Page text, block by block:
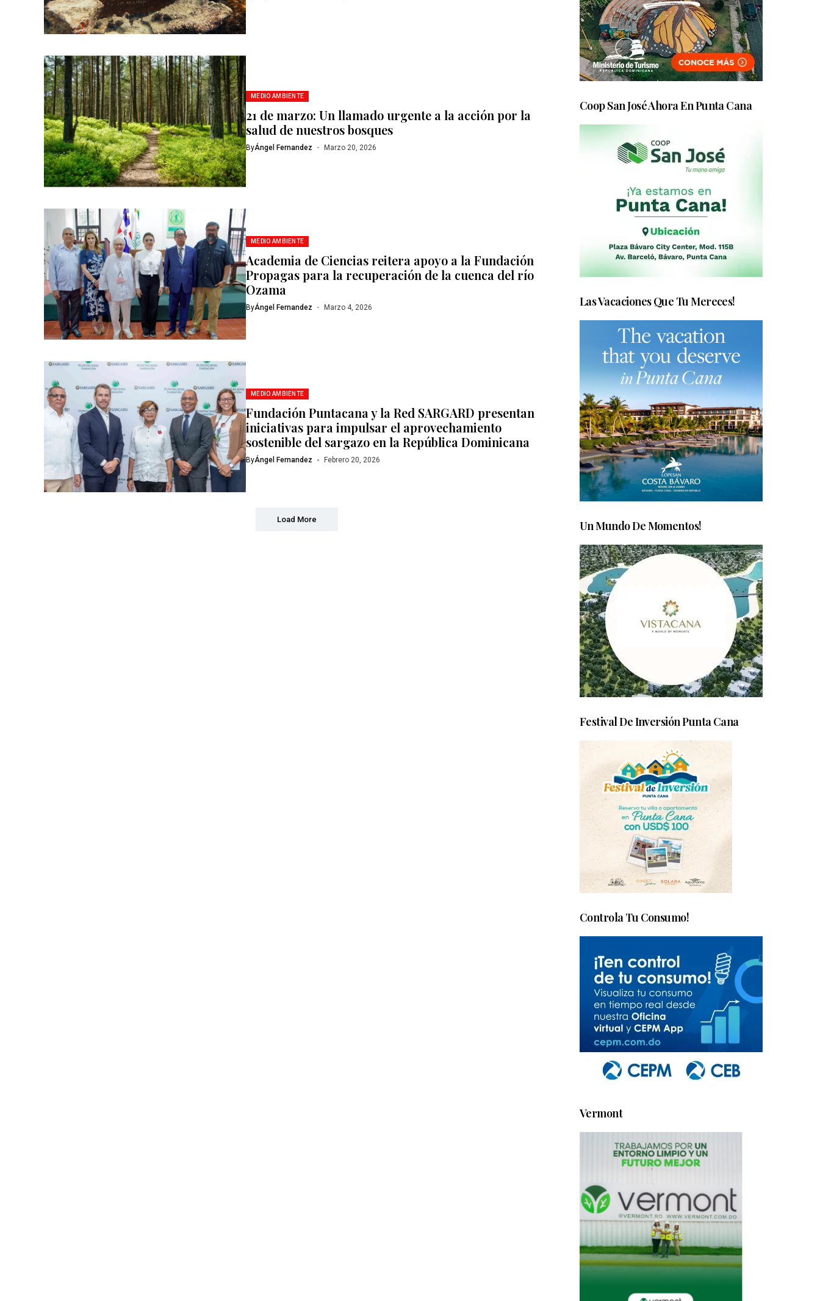
MEDIO AMBIENTE
21 de marzo: Un llamado urgente a la acción por la
salud de nuestros bosques
ByÁngel Fernandez Marzo 20, 2026
MEDIO AMBIENTE
Academia de Ciencias reitera apoyo a la Fundación
Propagas para la recuperación de la cuenca del río
Ozama
ByÁngel Fernandez Marzo 4, 2026
MEDIO AMBIENTE
Fundación Puntacana y la Red SARGARD presentan
iniciativas para impulsar el aprovechamiento
sostenible del sargazo en la República Dominicana
ByÁngel Fernandez Febrero 20, 2026
Load More
Coop San José Ahora En Punta Cana
Las Vacaciones Que Tu Mereces!
Un Mundo De Momentos!
Festival De Inversión Punta Cana
Controla Tu Consumo!
Vermont